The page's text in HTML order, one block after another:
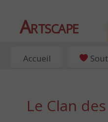
Artscape
EXPOSITIONS, ART
Accueil
Le Clan